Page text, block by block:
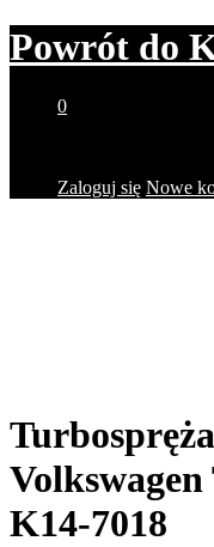
Powrót do
0
Zaloguj się Nowe
K14-7018